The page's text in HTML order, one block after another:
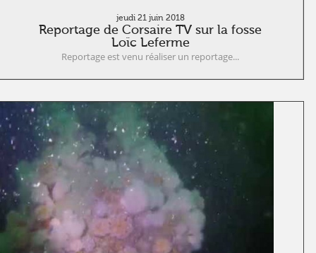
jeudi 21 juin 2018
Reportage de Corsaire TV sur la fosse
Loïc Leferme
Reportage est venu réaliser un reportage...